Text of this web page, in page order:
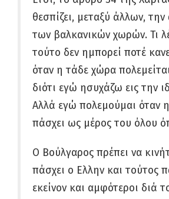
θεσπίζει, μεταξύ άλλων,
των βαλκανικών χωρών. Τι
τούτο δεν ημπορεί ποτέ
όταν η τάδε χώρα
διότι εγώ ησυχάζω εις την
Αλλά εγώ πολεμούμαι όταν
πάσχει ως μέρος του όλου
Ο Βούλγαρος πρέπει να
πάσχει ο Ελλην και τούτος
εκείνον και αμφότεροι διά